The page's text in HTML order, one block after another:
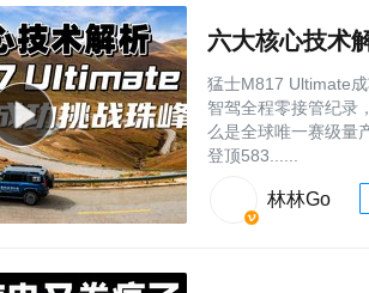
六大核心技术
猛士M817 Ultimate
智驾全程零接管纪录
么是全球唯一赛级量
登顶583......
林林Go